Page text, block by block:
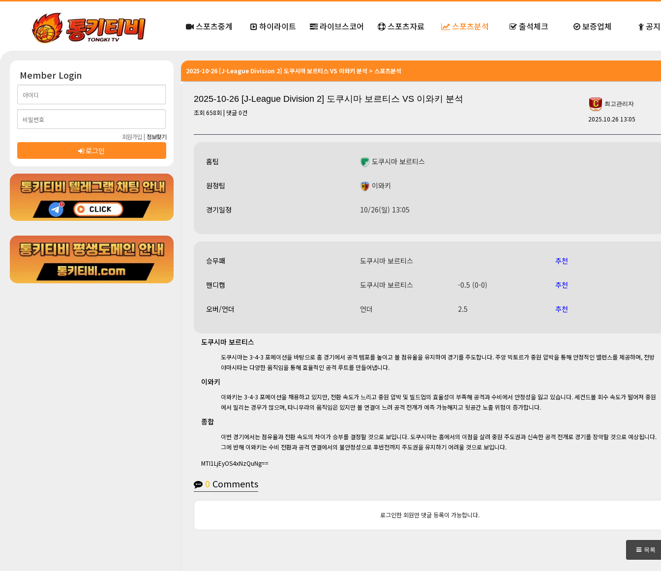
스포츠중계 하이라이트 라이브스코어 스포츠자료 스포츠분석 출석체크 보증업체 공
2025-10-26 [J-League Division 2] 도쿠시마 보르티스 VS 이와키 분석 > 스포츠분석
2025-10-26 [J-League Division 2] 도쿠시마 보르티스 VS 이와키 분석
조회 658회 | 댓글0건
최고관리자
2025.10.26 13:05
홈팀 도쿠시마 보르티스
원정팀 이와키
경기일정 10/26(일) 13:05
승무패 도쿠시마 보르티스 추천
핸디캡 도쿠시마 보르티스 -0.5 (0-0) 추천
오버/언더 언더 2.5 추천
도쿠시마 보르티스
도쿠시마는 3-4-3 포메이션을 바탕으로 홈 경기에서 공격 템포를 높이고 볼 점유율을 유지하여 경기를 주도합니다. 주앙 빅토르가 중원 압박을 통해 안정적인 밸런스를 제공하며, 전방
야마시타는 다양한 움직임을 통해 효율적인 공격 루트를 만들어냅니다.
이와키
이와키는 3-4-3 포메이션을 채용하고 있지만, 전환 속도가 느리고 중원 압박 및 빌드업의 효율성이 부족해 공격과 수비에서 안정성을 잃고 있습니다. 세컨드볼 회수 속도가 떨어져 중원
에서 밀리는 경우가 많으며, 타니무라의 움직임은 있지만 볼 연결이 느려 공격 전개가 예측 가능해지고 뒷공간 노출 위험이 증가합니다.
종합
이번 경기에서는 점유율과 전환 속도의 차이가 승부를 결정할 것으로 보입니다. 도쿠시마는 홈에서의 이점을 살려 중원 주도권과 신속한 공격 전개로 경기를 장악할 것으로 예상됩니다.
그에 반해 이와키는 수비 전환과 공격 연결에서의 불안정성으로 후반전까지 주도권을 유지하기 어려울 것으로 보입니다.
MTI1LjEyOS4xNzQuNg==
0 Comments
로그인한 회원만 댓글 등록이 가능합니다.
목록
Member Login
회원가입 | 정보찾기
로그인